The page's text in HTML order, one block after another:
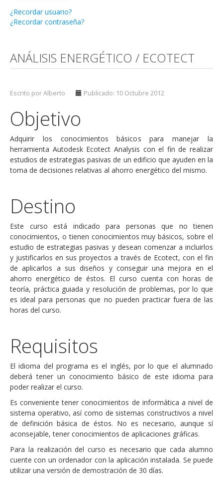
¿Recordar usuario?
¿Recordar contraseña?
ANÁLISIS ENERGÉTICO / ECOTECT
Escrito por Alberto Publicado: 10 Octubre 2012
Objetivo
Adquirir los conocimientos básicos para manejar la
herramienta Autodesk Ecotect Analysis con el fin de realizar
estudios de estrategias pasivas de un edificio que ayuden en la
toma de decisiones relativas al ahorro energético del mismo.
Destino
Este curso está indicado para personas que no tienen
conocimientos, o tienen conocimientos muy básicos, sobre el
estudio de estrategias pasivas y desean comenzar a incluirlos
y justificarlos en sus proyectos a través de Ecotect, con el fin
de aplicarlos a sus diseños y conseguir una mejora en el
ahorro energético de éstos. El curso cuenta con horas de
teoría, práctica guiada y resolución de problemas, por lo que
es ideal para personas que no pueden practicar fuera de las
horas del curso.
Requisitos
El idioma del programa es el inglés, por lo que el alumnado
deberá tener un conocimiento básico de este idioma para
poder realizar el curso.
Es conveniente tener conocimientos de informática a nivel de
sistema operativo, así como de sistemas constructivos a nivel
de definición básica de éstos. No es necesario, aunque sí
aconsejable, tener conocimientos de aplicaciones gráficas.
Para la realización del curso es necesario que cada alumno
cuente con un ordenador con la aplicación instalada. Se puede
utilizar una versión de demostración de 30 días.